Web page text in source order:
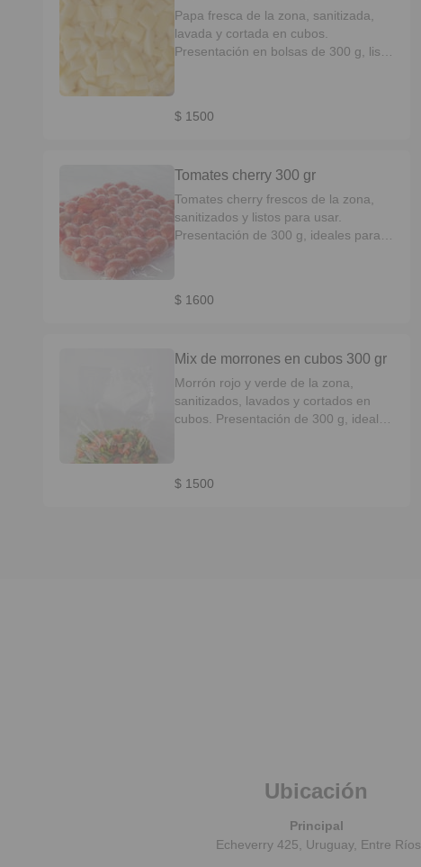
Papa fresca de la zona, sanitizada,
lavada y cortada en cubos.
Presentación en bolsas de 300 g, lista
$ 1500
Tomates cherry 300 gr
Tomates cherry frescos de la zona,
sanitizados y listos para usar.
Presentación de 300 g, ideales para
$ 1600
Mix de morrones en cubos 300 gr
Morrón rojo y verde de la zona,
sanitizados, lavados y cortados en
cubos. Presentación de 300 g, ideal
$ 1500
Ubicación
Principal
Echeverry 425, Uruguay, Entre Ríos